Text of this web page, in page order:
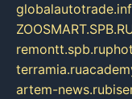
remontt.spb.ru
terramia.ru
artem-news.ru